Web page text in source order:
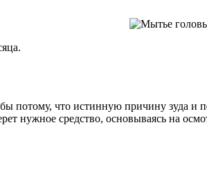
потому, что истинную причину зуда
нужное средство, основываясь на